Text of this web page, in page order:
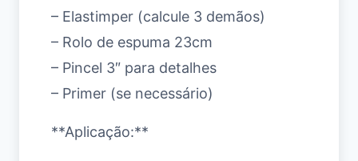
– Elastimper (calcule 3 demãos)
– Rolo de espuma 23cm
– Pincel 3″ para detalhes
– Primer (se necessário)
**Aplicação:**